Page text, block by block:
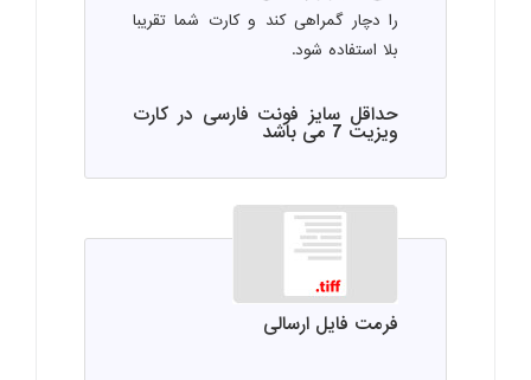
را دچار گمراهی کند و کارت شما تقریبا
بلا استفاده شود.
حداقل سایز فونت فارسی در کارت
ویزیت 7 می باشد
فرمت فایل ارسالی